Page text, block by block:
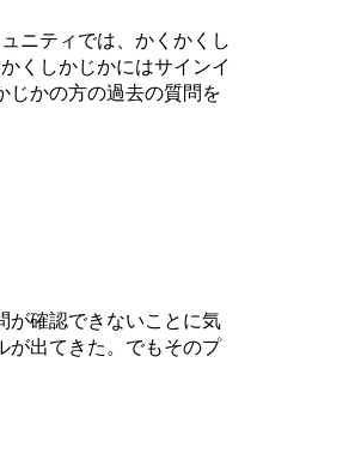
ニティでは、かくかくし
くしかじかにはサインイ
じかの方の過去の質問を
が確認できないことに気
が出てきた。でもそのプ